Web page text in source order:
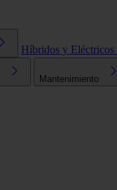
Híbridos y Eléctricos
Mantenimiento